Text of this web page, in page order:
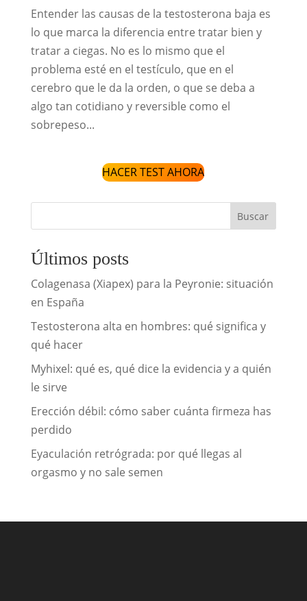
Entender las causas de la testosterona baja es
lo que marca la diferencia entre tratar bien y
tratar a ciegas. No es lo mismo que el
problema esté en el testículo, que en el
cerebro que le da la orden, o que se deba a
algo tan cotidiano y reversible como el
sobrepeso...
HACER TEST AHORA
Buscar
Últimos posts
Colagenasa (Xiapex) para la Peyronie: situación
en España
Testosterona alta en hombres: qué significa y
qué hacer
Myhixel: qué es, qué dice la evidencia y a quién
le sirve
Erección débil: cómo saber cuánta firmeza has
perdido
Eyaculación retrógrada: por qué llegas al
orgasmo y no sale semen